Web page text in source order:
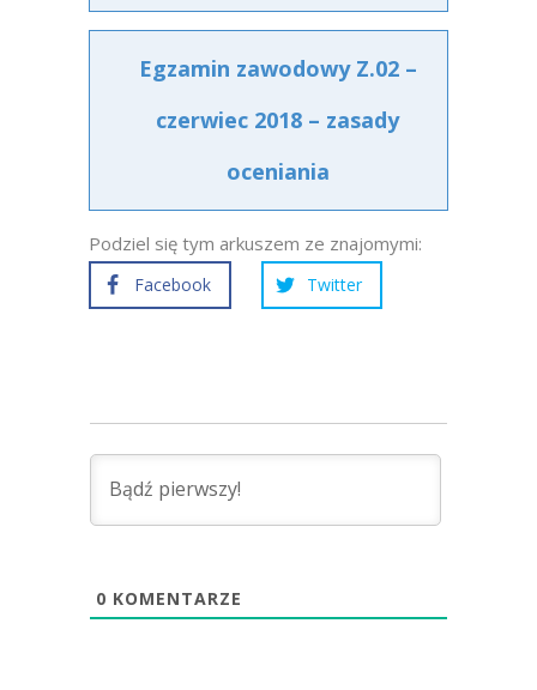
Egzamin zawodowy Z.02 –
czerwiec 2018 – zasady
oceniania
Podziel się tym arkuszem ze znajomymi:
Facebook Twitter
0 KOMENTARZE